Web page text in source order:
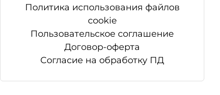
Политика использования файлов
cookie
Пользовательское соглашение
Договор-оферта
Согласие на обработку ПД